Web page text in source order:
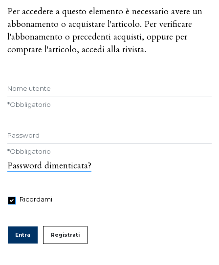
Per accedere a questo elemento è necessario avere un
abbonamento o acquistare l'articolo. Per verificare
l'abbonamento o precedenti acquisti, oppure per
comprare l'articolo, accedi alla rivista.
*Obbligatorio
Password
*Obbligatorio
Password dimenticata?
Ricordami
Entra Registrati